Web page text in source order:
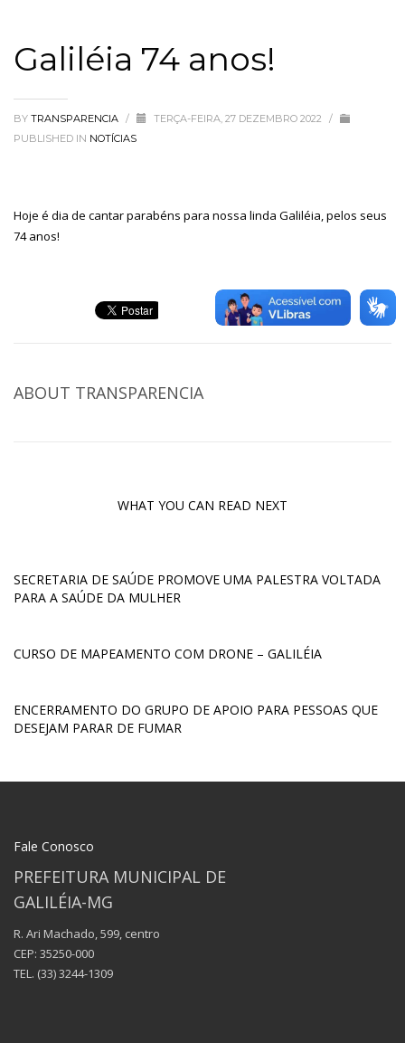
Galiléia 74 anos!
BY TRANSPARENCIA / TERÇA-FEIRA, 27 DEZEMBRO 2022
/
PUBLISHED IN NOTÍCIAS
Hoje é dia de cantar parabéns para nossa linda Galiléia, pelos seus
74 anos!
ABOUT TRANSPARENCIA
WHAT YOU CAN READ NEXT
SECRETARIA DE SAÚDE PROMOVE UMA PALESTRA VOLTADA
PARA A SAÚDE DA MULHER
CURSO DE MAPEAMENTO COM DRONE – GALILÉIA
ENCERRAMENTO DO GRUPO DE APOIO PARA PESSOAS QUE
DESEJAM PARAR DE FUMAR
Fale Conosco
PREFEITURA MUNICIPAL DE
GALILÉIA-MG
R. Ari Machado, 599, centro
CEP: 35250-000
TEL. (33) 3244-1309